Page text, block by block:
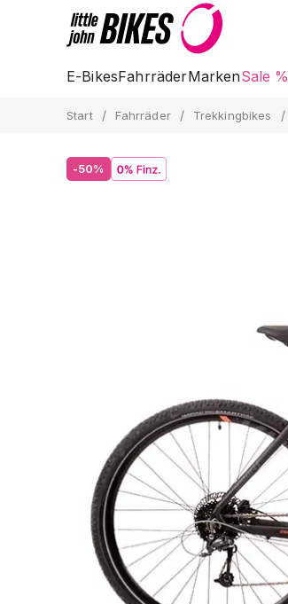
E-BikesFahrräderMarkenSale %
Start / Fahrräder / Trekkingbikes /
-50%